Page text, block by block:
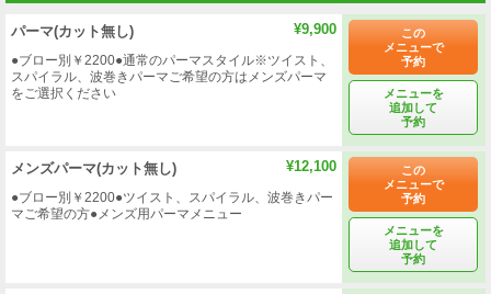
パーマ(カット無し) ¥9,900
●ブロー別￥2200●通常のパーマスタイル※ツイスト、
スパイラル、波巻きパーマご希望の方はメンズパーマ
をご選択ください
この
メニューで
予約
メニューを
追加して
予約
メンズパーマ(カット無し) ¥12,100
●ブロー別￥2200●ツイスト、スパイラル、波巻きパー
マご希望の方●メンズ用パーマメニュー
この
メニューで
予約
メニューを
追加して
予約